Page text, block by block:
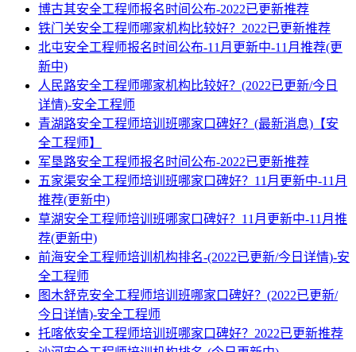
博古其安全工程师报名时间公布-2022已更新推荐
铁门关安全工程师哪家机构比较好？2022已更新推荐
北屯安全工程师报名时间公布-11月更新中-11月推荐(更
新中)
人民路安全工程师哪家机构比较好？(2022已更新/今日
详情)-安全工程师
青湖路安全工程师培训班哪家口碑好？(最新消息)【安
全工程师】
军垦路安全工程师报名时间公布-2022已更新推荐
五家渠安全工程师培训班哪家口碑好？11月更新中-11月
推荐(更新中)
草湖安全工程师培训班哪家口碑好？11月更新中-11月推
荐(更新中)
前海安全工程师培训机构排名-(2022已更新/今日详情)-安
全工程师
图木舒克安全工程师培训班哪家口碑好？(2022已更新/
今日详情)-安全工程师
托喀依安全工程师培训班哪家口碑好？2022已更新推荐